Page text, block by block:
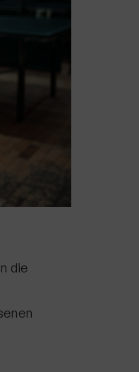
die